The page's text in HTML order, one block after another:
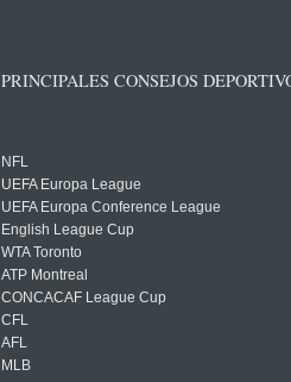
PRINCIPALES CONSEJOS
NFL
UEFA Europa League
UEFA Europa Conference League
English League Cup
WTA Toronto
ATP Montreal
CONCACAF League Cup
CFL
AFL
MLB